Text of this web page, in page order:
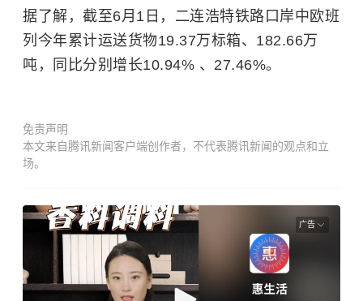
据了解，截至6月1日，二连浩特铁路口岸中欧班
列今年累计运送货物19.37万标箱、182.66万
吨，同比分别增长10.94% 、27.46%。
免责声明
本文来自腾讯新闻客户端创作者，不代表腾讯新闻的观点和立
场。
广告